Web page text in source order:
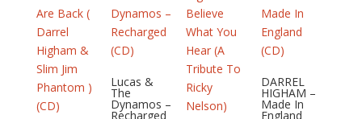
Lucas &
The
Dynamos –
Recharged
DARREL
HIGHAM –
Made In
England